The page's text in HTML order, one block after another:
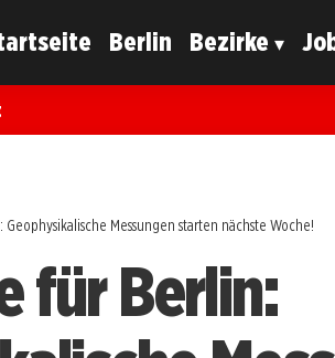
Berlin Bezirke
Messungen starten nächste Woche!
für Berlin: